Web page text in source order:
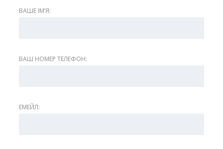
ВАШЕ ІМʼЯ:
ВАШ НОМЕР ТЕЛЕФОН:
ЕМЕЙЛ: